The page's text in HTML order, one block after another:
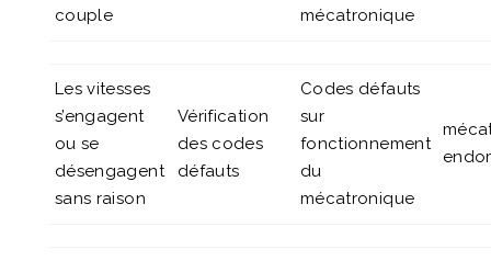
couple
mécatronique
Les vitesses
s’engagent
ou se
désengagent
sans raison
Vérification
des codes
défauts
Codes défauts
sur
fonctionnement
du
mécatronique